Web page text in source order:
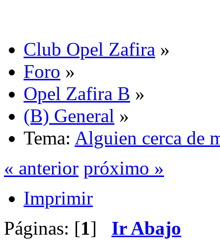
Club Opel Zafira »
Foro »
Opel Zafira B »
(B) General »
Tema: Alguien cerca de
« anterior próximo »
Imprimir
Páginas: [1] Ir Abajo